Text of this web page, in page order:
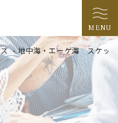
MENU
-地中海・エーゲ海 スケッ